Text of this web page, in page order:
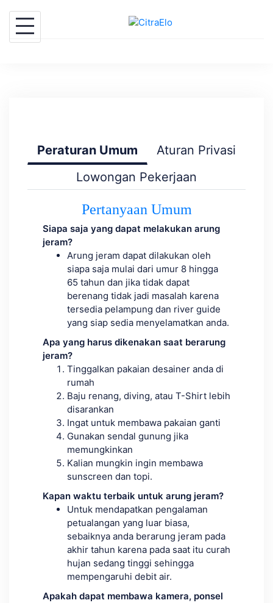
content
Peraturan Umum
Aturan Privasi
Lowongan Pekerjaan
Pertanyaan Umum
Siapa saja yang dapat melakukan arung
jeram?
Arung jeram dapat dilakukan oleh
siapa saja mulai dari umur 8 hingga
65 tahun dan jika tidak dapat
berenang tidak jadi masalah karena
tersedia pelampung dan river guide
yang siap sedia menyelamatkan anda.
Apa yang harus dikenakan saat berarung
jeram?
Tinggalkan pakaian desainer anda di
rumah
Baju renang, diving, atau T-Shirt lebih
disarankan
Ingat untuk membawa pakaian ganti
Gunakan sendal gunung jika
memungkinkan
Kalian mungkin ingin membawa
sunscreen dan topi.
Kapan waktu terbaik untuk arung jeram?
Untuk mendapatkan pengalaman
petualangan yang luar biasa,
sebaiknya anda berarung jeram pada
akhir tahun karena pada saat itu curah
hujan sedang tinggi sehingga
mempengaruhi debit air.
Apakah dapat membawa kamera, ponsel